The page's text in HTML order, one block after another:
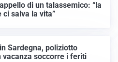
di un talassemico: “la
ci salva la vita”
Sardegna, poliziotto
vacanza soccorre i feriti